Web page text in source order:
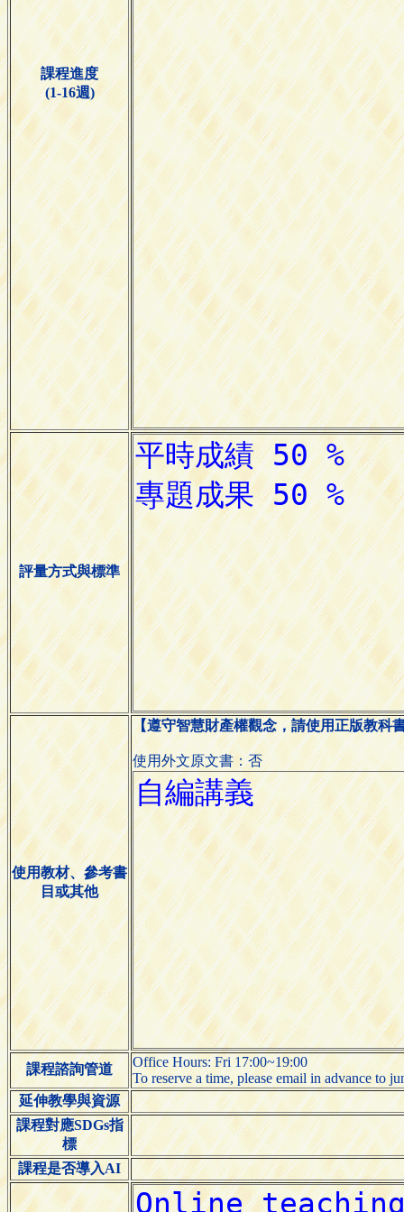
課程進度
(1-16週)
評量方式與標準
使用教材、參考書
目或其他
【遵守智慧財產權觀念，請使用正版教科
使用外文原文書：否
課程諮詢管道
Office Hours: Fri 17:00~19:00
To reserve a time, please email in advance to
延伸教學與資源
課程對應SDGs指
標
課程是否導入AI